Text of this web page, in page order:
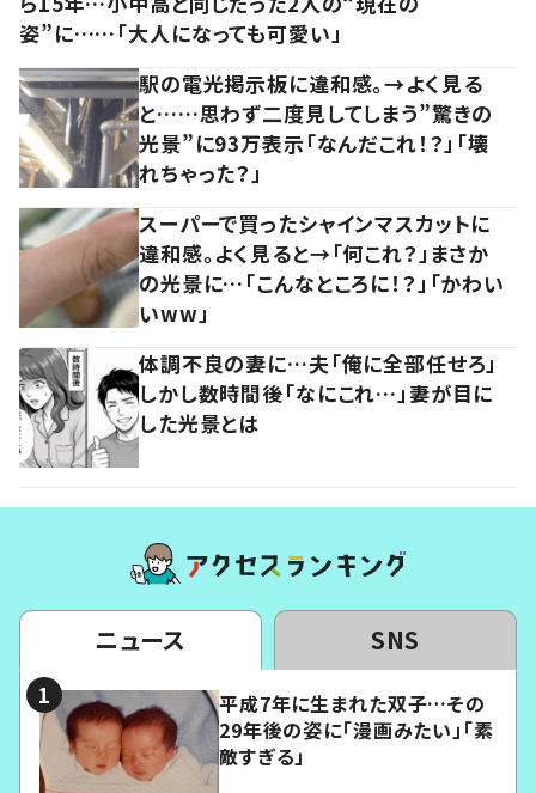
姿”に……「大人になっても可愛い」
駅の電光掲示板に違和感。→よく見る
と……思わず二度見してしまう”驚きの
光景”に93万表示「なんだこれ！？」「壊
れちゃった？」
スーパーで買ったシャインマスカットに
違和感。よく見ると→「何これ？」まさか
の光景に…「こんなところに！？」「かわい
いww」
体調不良の妻に…夫「俺に全部任せろ」
しかし数時間後「なにこれ…」妻が目に
した光景とは
ニュース SNS
平成7年に生まれた双子…その
29年後の姿に「漫画みたい」「素
敵すぎる」